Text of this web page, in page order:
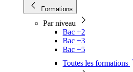
Formations
Par niveau
Bac +2
Bac +3
Bac +5
Toutes les formations